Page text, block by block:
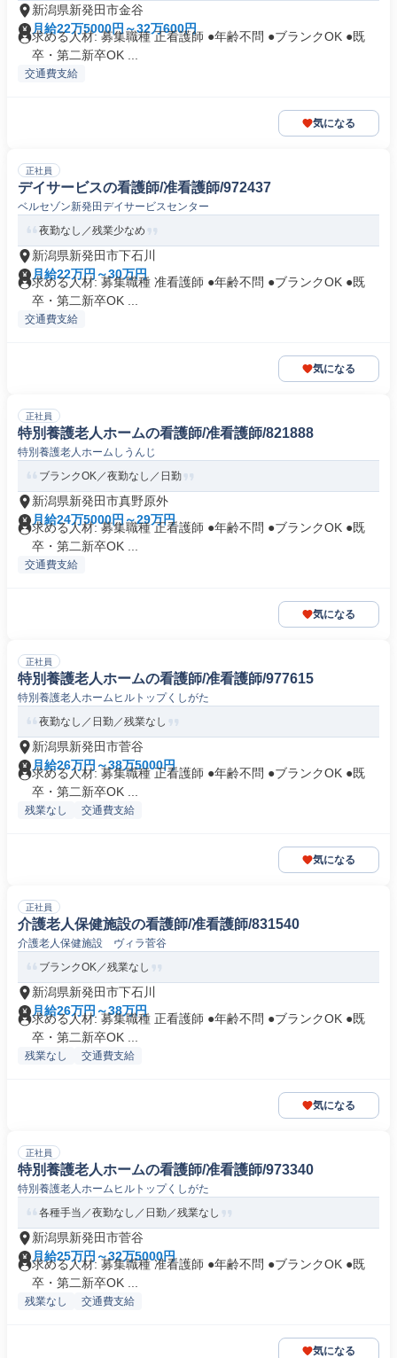
新潟県新発田市金谷
月給22万5000円～32万600円
求める人材: 募集職種 正看護師 ●年齢不問 ●ブランクOK ●既
卒・第二新卒OK ...
交通費支給
気になる
正社員
デイサービスの看護師/准看護師/972437
ベルセゾン新発田デイサービスセンター
夜勤なし／残業少なめ
新潟県新発田市下石川
月給22万円～30万円
求める人材: 募集職種 准看護師 ●年齢不問 ●ブランクOK ●既
卒・第二新卒OK ...
交通費支給
気になる
正社員
特別養護老人ホームの看護師/准看護師/821888
特別養護老人ホームしうんじ
ブランクOK／夜勤なし／日勤
新潟県新発田市真野原外
月給24万5000円～29万円
求める人材: 募集職種 正看護師 ●年齢不問 ●ブランクOK ●既
卒・第二新卒OK ...
交通費支給
気になる
正社員
特別養護老人ホームの看護師/准看護師/977615
特別養護老人ホームヒルトップくしがた
夜勤なし／日勤／残業なし
新潟県新発田市菅谷
月給26万円～38万5000円
求める人材: 募集職種 正看護師 ●年齢不問 ●ブランクOK ●既
卒・第二新卒OK ...
残業なし 交通費支給
気になる
正社員
介護老人保健施設の看護師/准看護師/831540
介護老人保健施設 ヴィラ菅谷
ブランクOK／残業なし
新潟県新発田市下石川
月給26万円～38万円
求める人材: 募集職種 正看護師 ●年齢不問 ●ブランクOK ●既
卒・第二新卒OK ...
残業なし 交通費支給
気になる
正社員
特別養護老人ホームの看護師/准看護師/973340
特別養護老人ホームヒルトップくしがた
各種手当／夜勤なし／日勤／残業なし
新潟県新発田市菅谷
月給25万円～32万5000円
求める人材: 募集職種 准看護師 ●年齢不問 ●ブランクOK ●既
卒・第二新卒OK ...
残業なし 交通費支給
気になる